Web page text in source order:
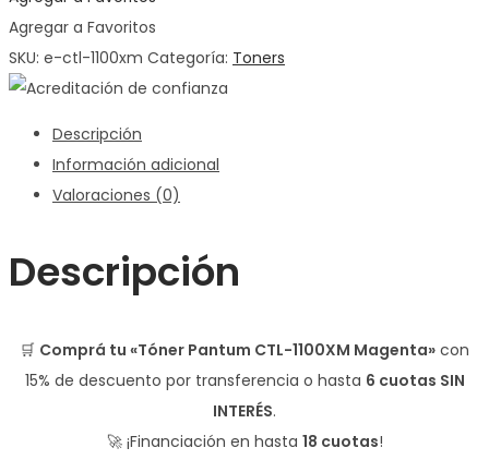
Agregar a Favoritos
SKU: e-ctl-1100xm Categoría: Toners
Descripción
Información adicional
Valoraciones (0)
Descripción
🛒 Comprá tu «Tóner Pantum CTL-1100XM Magenta» con
15% de descuento por transferencia o hasta 6 cuotas SIN
INTERÉS.
🚀 ¡Financiación en hasta 18 cuotas!